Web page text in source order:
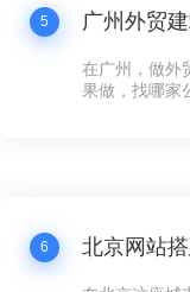
5
在广州，做外
果做，找哪家
6